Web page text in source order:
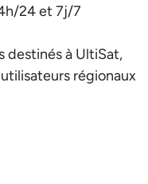
24 et 7j/7
destinés à UltiSat,
régionaux